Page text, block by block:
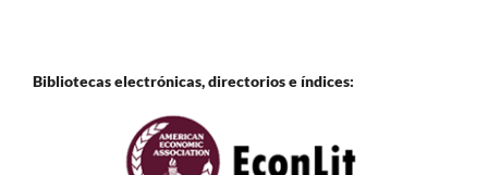
Bibliotecas electrónicas, directorios e índices: